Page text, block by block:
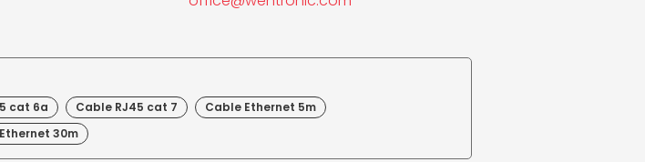
cat 6a Cable RJ45 cat 7
Cable Ethernet 5m
30m